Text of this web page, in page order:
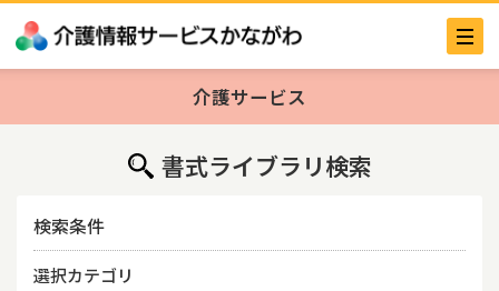
介護サービス
書式ライブラリ検索
検索条件
選択カテゴリ